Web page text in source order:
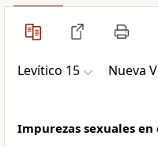
Levítico 15 Nueva
Impurezas sexuales